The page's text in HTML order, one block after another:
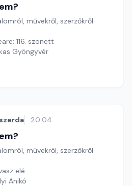
művekről, szerzőkről
116. szonett
Gyöngyvér
szerda 20:04
művekről, szerzőkről
elé
Anikó